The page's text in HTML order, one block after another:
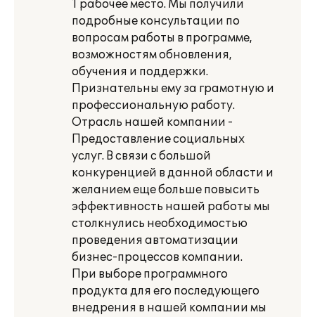
1 рабочее место. Мы получили
подробные консультации по
вопросам работы в программе,
возможностям обновления,
обучения и поддержки.
Признательны ему за грамотную и
профессиональную работу.
Отрасль нашей компании -
Предоставление социальных
услуг. В связи с большой
конкуренцией в данной области и
желанием еще больше повысить
эффективность нашей работы мы
столкнулись необходимостью
проведения автоматизации
бизнес-процессов компании.
При выборе программного
продукта для его последующего
внедрения в нашей компании мы